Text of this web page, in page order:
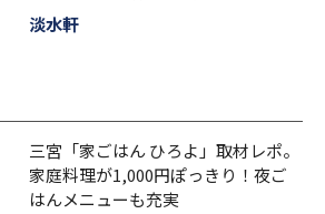
淡水軒
三宮「家ごはん ひろよ」取材レポ。
家庭料理が1,000円ぽっきり！夜ご
はんメニューも充実